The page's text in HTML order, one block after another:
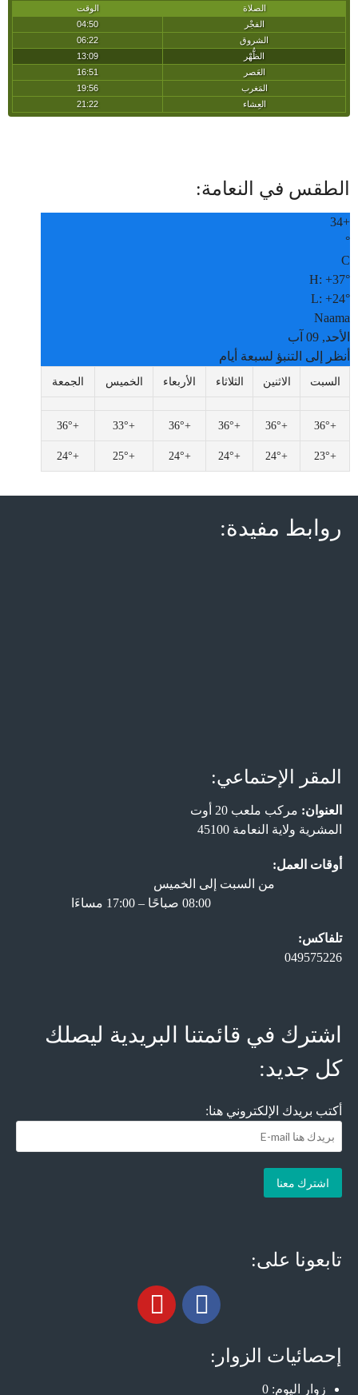
الطقس في النعامة:
+
34
°
C
H: +37°
L: +24°
Naama
الأحد, 09 آب
أنظر إلى التنبؤ لسبعة أيام
السبت الاثنين الثلاثاء الأربعاء الخميس الجمعة
+
36°
+
36°
+
36°
+
36°
+
33°
+
36°
+
23°
+
24°
+
24°
+
24°
+
25°
+
24°
روابط مفيدة:
المقر الإحتماعي:
العنوان: مركب ملعب 20 أوت
المشرية ولاية النعامة 45100
أوقات العمل:
من السبت إلى الخميس
تلفاكس:
049575226
اشترك في قائمتنا البريدية ليصلك
كل جديد:
أكتب بريدك الإلكتروني هنا:
تابعونا على:
إحصائيات الزوار:
زوار اليوم: 0